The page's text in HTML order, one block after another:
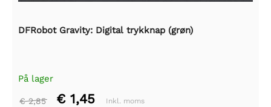
DFRobot Gravity: Digital trykknap (grøn)
På lager
€ 2,85 € 1,45 Inkl. moms